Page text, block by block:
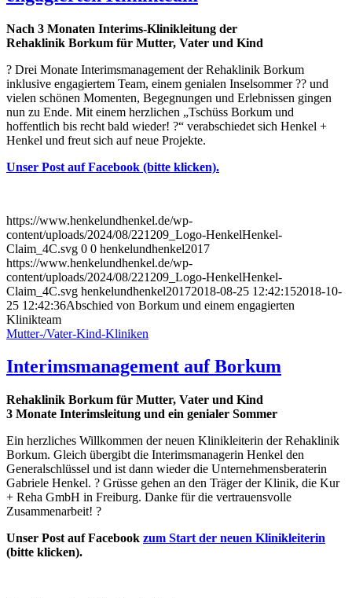
Nach 3 Monaten Interims-Klinikleitung der
Rehaklinik Borkum für Mutter, Vater und Kind
?️ Drei Monate Interimsmanagement der Rehaklinik Borkum
inklusive engagiertem Team, einem genialen Inselsommer ??️ und
vielen schönen Momenten, Begegnungen und Erlebnissen gingen
nun zu Ende. Mit einem herzlichen „Tschüss Borkum und
hoffentlich bis recht bald wieder! ?“ verabschiedet sich Henkel +
Henkel und freut sich auf neue Projekte.
Unser Post auf Facebook (bitte klicken).
https://www.henkelundhenkel.de/wp-
content/uploads/2024/08/221209_Logo-HenkelHenkel-
Claim_4C.svg 0 0 henkelundhenkel2017
https://www.henkelundhenkel.de/wp-
content/uploads/2024/08/221209_Logo-HenkelHenkel-
Claim_4C.svg henkelundhenkel20172018-08-25 12:42:152018-10-
25 12:42:36Abschied von Borkum und einem engagierten
Klinikteam
Mutter-/Vater-Kind-Kliniken
Interimsmanagement auf Borkum
Rehaklinik Borkum für Mutter, Vater und Kind
3 Monate Interimsleitung und ein genialer Sommer
Ein herzliches Willkommen der neuen Klinikleiterin derRehaklinik
Borkum. Gleich übergibt die Interimsmanagerin Henkel den
Generalschlüssel und ist dann wieder die Unternehmensberaterin
Gabriele Henkel. ? Grüsse gehen an den Träger der Klinik, die Kur
+ Reha GmbH in Freiburg. Danke für die vertrauensvolle
Zusammenarbeit! ?
Unser Post auf Facebook zum Start der neuen Klinikleiterin
(bitte klicken).